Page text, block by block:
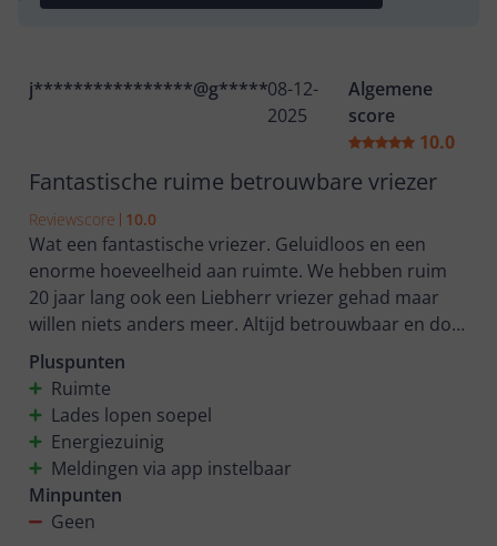
j****************@g********
08-12-
2025
Algemene
score
10.0
Fantastische ruime betrouwbare vriezer
Reviewscore 10.0
Wat een fantastische vriezer. Geluidloos en een
enorme hoeveelheid aan ruimte. We hebben ruim
20 jaar lang ook een Liebherr vriezer gehad maar
willen niets anders meer. Altijd betrouwbaar en doet
wat een vriezer moet doen. Deze kan je makkelijk via
de app instellen maar ook op het apparaat zelf is
instellen een fluitje van een cent. De lades lopen
enorm soepel door de rolgeleiders. Kortom geld
meer dan waard.
Pluspunten
Ruimte
Lades lopen soepel
Energiezuinig
Meldingen via app instelbaar
Minpunten
Geen